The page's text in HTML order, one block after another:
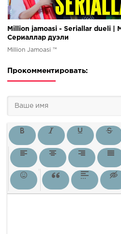
Million jamoasi - Seriallar dueli |
Сериаллар дуэли
Million Jamoasi ™
Прокомментировать: